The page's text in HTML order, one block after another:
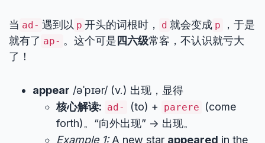
当 ad- 遇到以 p 开头的词根时， d 就会变成 p
，于是
就有了 ap- 。这个可是 四六级常客，不认识就亏大
了！
appear /əˈpɪər/ (v.) 出现，显得
核心解读: ad- (to) + parere
(come
forth)。“向外出现” -> 出现。
Example 1:A new star appeared in the